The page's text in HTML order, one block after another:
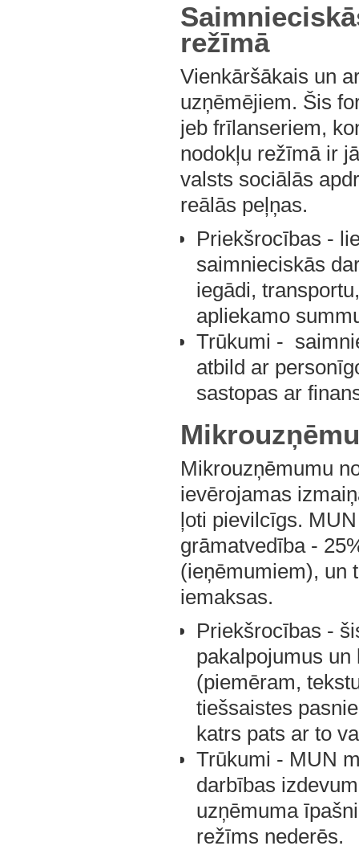
režīmā
Vienkāršākais un
uzņēmējiem. Šis
jeb frīlanseriem,
nodokļu režīmā ir
valsts sociālās
reālās peļņas.
Priekšrocības -
saimnieciskās
iegādi,
apliekamo
Trūkumi -
atbild ar
sastopas ar
Mikrouzņēmumu
ievērojamas
ļoti pievilcīgs.
grāmatvedība -
(ieņēmumiem), un
iemaksas.
Priekšrocības -
pakalpojumus
(piemēram,
tiešsaistes
katrs pats ar to
Trūkumi - MUN
darbības
uzņēmuma
režīms nederēs.